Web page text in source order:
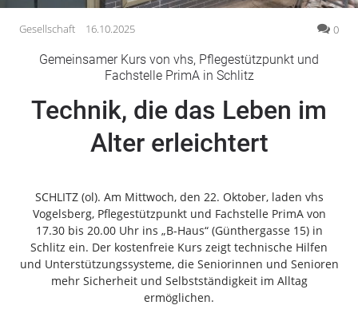
Vogelsberg
Alsfeld
Lauterbach
Romrod
Homberg
Antrifttal
Feldatal
Freiensteinau
Gemünden
Grebenau
Gesellschaft 16.10.2025 0
Gemeinsamer Kurs von vhs, Pflegestützpunkt und
Fachstelle PrimA in Schlitz
Technik, die das Leben im
Alter erleichtert
SCHLITZ (ol). Am Mittwoch, den 22. Oktober, laden vhs
Vogelsberg, Pflegestützpunkt und Fachstelle PrimA von
17.30 bis 20.00 Uhr ins „B-Haus“ (Günthergasse 15) in
Schlitz ein. Der kostenfreie Kurs zeigt technische Hilfen
und Unterstützungssysteme, die Seniorinnen und Senioren
mehr Sicherheit und Selbstständigkeit im Alltag
ermöglichen.